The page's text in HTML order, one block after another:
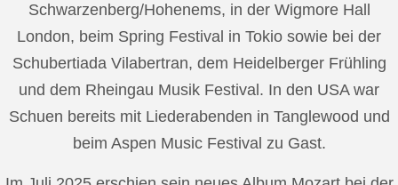
Schwarzenberg/Hohenems, in der Wigmore Hall
London, beim Spring Festival in Tokio sowie bei der
Schubertiada Vilabertran, dem Heidelberger Frühling
und dem Rheingau Musik Festival. In den USA war
Schuen bereits mit Liederabenden in Tanglewood und
beim Aspen Music Festival zu Gast.